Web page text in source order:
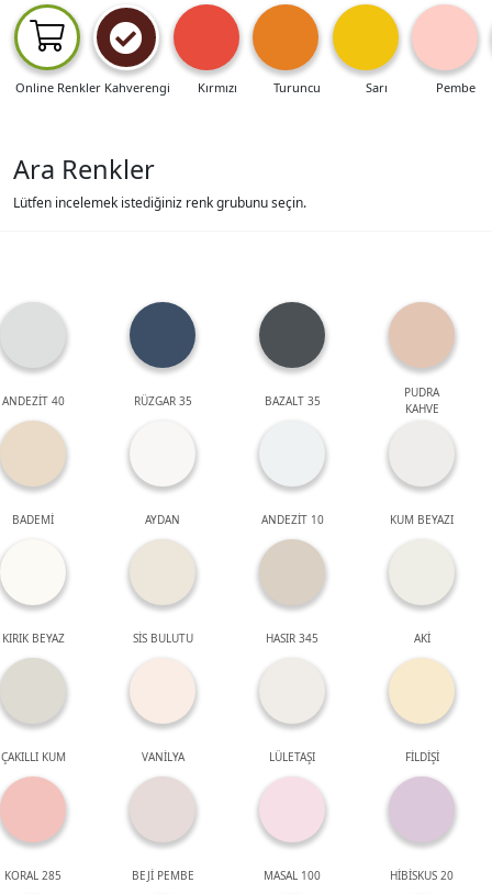
Online Renkler Kahverengi Kırmızı Turuncu Sarı Pembe
Ara Renkler
Lütfen incelemek istediğiniz renk grubunu seçin.
ANDEZİT 40 RÜZGAR 35 BAZALT 35
PUDRA
KAHVE
BADEMİ AYDAN ANDEZİT 10 KUM BEYAZI
KIRIK BEYAZ SİS BULUTU HASIR 345 AKİ
ÇAKILLI KUM VANİLYA LÜLETAŞI FİLDİŞİ
KORAL 285 BEJİ PEMBE MASAL 100 HİBİSKUS 20